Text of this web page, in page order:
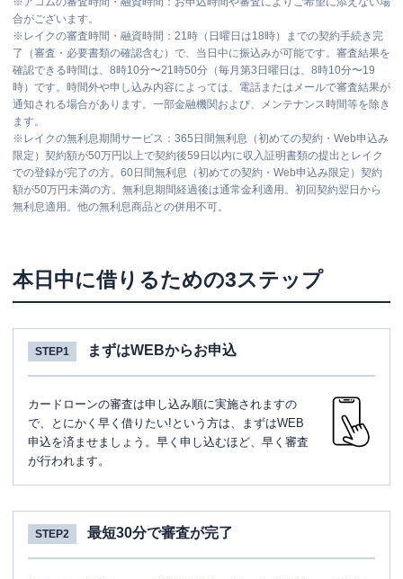
合がございます。
※ レイクの審査時間・融資時間：21時（日曜日は18時）までの契約手続き完
了（審査・必要書類の確認含む）で、当日中に振込みが可能です。審査結果を
確認できる時間は、8時10分〜21時50分（毎月第3日曜日は、8時10分〜19
時）です。時間外や申し込み内容によっては、電話またはメールで審査結果が
通知される場合があります。一部金融機関および、メンテナンス時間等を除き
ます。
※ レイクの無利息期間サービス：365日間無利息（初めての契約・Web申込み
限定）契約額が50万円以上で契約後59日以内に収入証明書類の提出とレイク
での登録が完了の方。60日間無利息（初めての契約・Web申込み限定）契約
額が50万円未満の方。無利息期間経過後は通常金利適用。初回契約翌日から
無利息適用。他の無利息商品との併用不可。
本日中に借りるための3ステップ
STEP1 まずはWEBからお申込
カードローンの審査は申し込み順に実施されますの
で、とにかく早く借りたい!という方は、まずはWEB
申込を済ませましょう。早く申し込むほど、早く審査
が行われます。
STEP2 最短30分で審査が完了